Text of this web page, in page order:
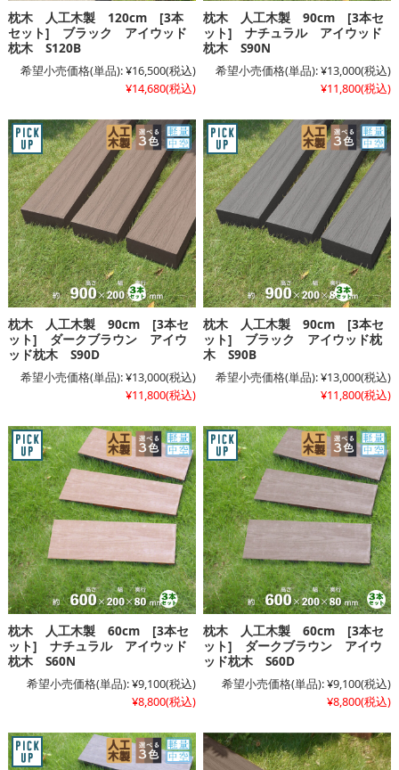
枕木 人工木製 120cm [3本
セット] ブラック アイウッド
枕木 S120B
希望小売価格(単品):¥16,500(税込)
¥14,680(税込)
枕木 人工木製 90cm [3本セ
ット] ナチュラル アイウッド
枕木 S90N
希望小売価格(単品):¥13,000(税込)
¥11,800(税込)
枕木 人工木製 90cm [3本セ
ット] ダークブラウン アイウ
ッド枕木 S90D
希望小売価格(単品):¥13,000(税込)
¥11,800(税込)
枕木 人工木製 90cm [3本セ
ット] ブラック アイウッド枕
木 S90B
希望小売価格(単品):¥13,000(税込)
¥11,800(税込)
枕木 人工木製 60cm [3本セ
ット] ナチュラル アイウッド
枕木 S60N
希望小売価格(単品):¥9,100(税込)
¥8,800(税込)
枕木 人工木製 60cm [3本セ
ット] ダークブラウン アイウ
ッド枕木 S60D
希望小売価格(単品):¥9,100(税込)
¥8,800(税込)